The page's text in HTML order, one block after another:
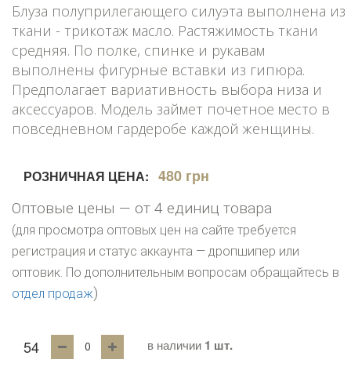
Блуза полуприлегающего силуэта выполнена из
ткани - трикотаж масло. Растяжимость ткани
средняя. По полке, спинке и рукавам
выполнены фигурные вставки из гипюра.
Предполагает вариативность выбора низа и
аксессуаров. Модель займет почетное место в
повседневном гардеробе каждой женщины.
РОЗНИЧНАЯ ЦЕНА: 480 грн
Оптовые цены — от 4 единиц товара
(для просмотра оптовых цен на сайте требуется
регистрация и статус аккаунта — дропшипер или
оптовик. По дополнительным вопросам обращайтесь в
отдел продаж)
54 в наличии 1 шт.